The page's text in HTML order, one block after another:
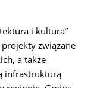
i kultura”
związane
a także
infrastrukturą